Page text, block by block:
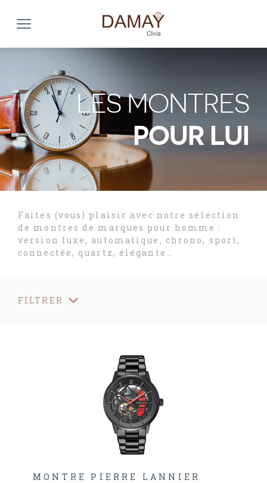
LES MONTRES
POUR LUI
Faites (vous) plaisir avec notre sélection
de montres de marques pour homme :
version luxe, automatique, chrono, sport,
connectée, quartz, élégante…
FILTRER
MONTRE PIERRE LANNIER